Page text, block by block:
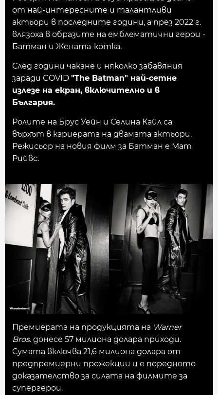
от най-интересните и талантливи
актьори в последните години, а през 2022 г.
влязоха в образите на емблематични герои -
Батман и Жената-котка.
След години чакане и няколко забавяния
заради COVID "The Batman" най-сетне
излезе на екран, включително и в
България.
Ролите на Брус Уейн и Селина Кайл са
върхът в кариерата на двамата актьори.
Режисьор на новия филм за Батман е Мат
Рийвс.
Премиерата на продукцията на Warner
Bros. донесе 57 милиона долара приходи.
Сумата включва 21,6 милиона долара от
предпремиерни прожекции и е поредното
доказателство за силата на филмите за
супергерои.